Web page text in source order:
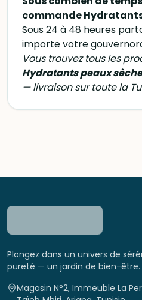
commande
Sous 24 à 48 heures
importe votre
Vous trouvez tous les
Hydratants peaux
— livraison sur toute la
Plongez dans un univers de
pureté — un jardin de bien-être.
Magasin N°2, Immeuble La